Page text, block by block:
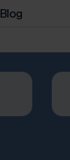
Blog